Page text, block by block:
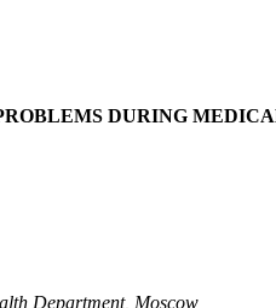
DURING
Department, Moscow